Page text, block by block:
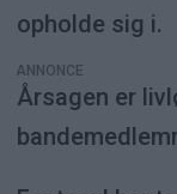
opholde sig i.
ANNONCE
Årsagen er